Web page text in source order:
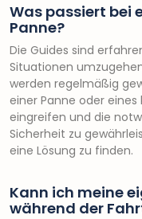
Was passiert bei
Panne?
Die Guides sind
Situationen
werden regelmäßig
einer Panne oder
eingreifen und die
Sicherheit zu
eine Lösung zu finden.
Kann ich meine
während der